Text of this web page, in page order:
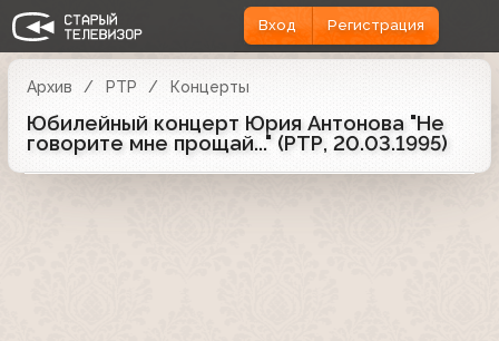
Вход Регистрация
Архив РТР Концерты
Юбилейный концерт Юрия Антонова "Не
говорите мне прощай..." (РТР, 20.03.1995)